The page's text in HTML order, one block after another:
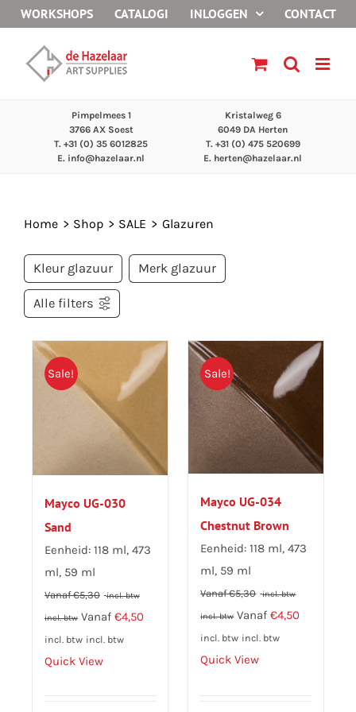
naar
inhoud
WORKSHOPS CATALOGI INLOGGEN CONTACT
Pimpelmees 1
3766 AX Soest
T. +31 (0) 35 6012825
E. info@hazelaar.nl
Kristalweg 6
6049 DA Herten
T. +31 (0) 475 520699
E. herten@hazelaar.nl
Home Shop SALE Glazuren
Kleur glazuur Merk glazuur
Alle filters
Sale!
Mayco UG-030
Sand
Eenheid: 118 ml, 473
ml, 59 ml
Vanaf€5,30 incl. btw
incl. btw Vanaf €4,50
incl. btw incl. btw
Quick View
Sale!
Mayco UG-034
Chestnut Brown
Eenheid: 118 ml, 473
ml, 59 ml
Vanaf€5,30 incl. btw
incl. btw Vanaf€4,50
incl. btw incl. btw
Quick View